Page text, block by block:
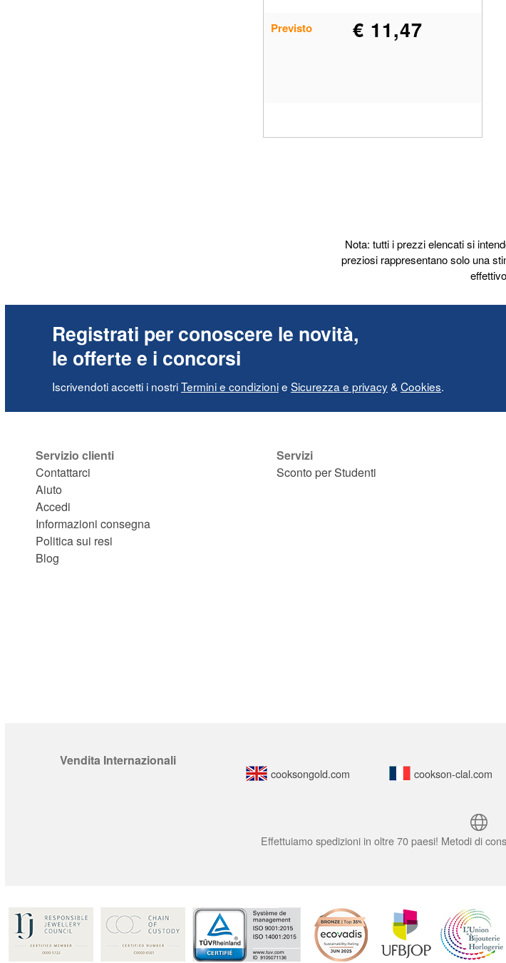
Previsto € 11,47
Nota: tutti i prezzi elencati si
preziosi rappresentano solo una
Registrati per conoscere le novità,
le offerte e i concorsi
Iscrivendoti accetti i nostriTermini e condizionie Sicurezza e privacy& Cookies.
Servizio clienti
Contattarci
Aiuto
Accedi
Informazioni consegna
Politica sui resi
Blog
Servizi
Sconto per Studenti
Vendita Internazionali
cooksongold.com cookson-clal.com
Effettuiamo spedizioni in oltre 70 paesi! Metodi di